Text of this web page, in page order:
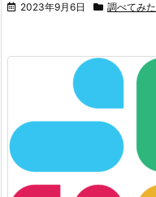
2023年9月6日 調べてみた